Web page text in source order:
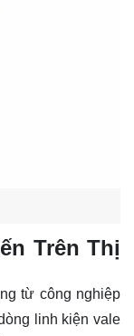
Trên Thị
từ công nghiệp
linh kiện vale